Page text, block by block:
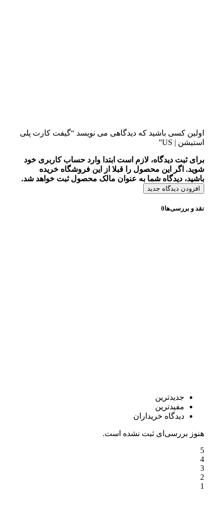
اولین کسی باشید که دیدگاهی می نویسد “گیفت کارت پلی
استیشن | US”
برای ثبت دیدگاه، لازم است ابتدا وارد حساب کاربری خود
شوید. اگر این محصول را قبلا از این فروشگاه خریده
باشید، دیدگاه شما به عنوان مالک محصول ثبت خواهد شد.
افزودن دیدگاه جدید
نقد و بررسی‌ها0
جدیدترین
مفیدترین
دیدگاه خریداران
هنوز بررسی‌ای ثبت نشده است.
5
4
3
2
1